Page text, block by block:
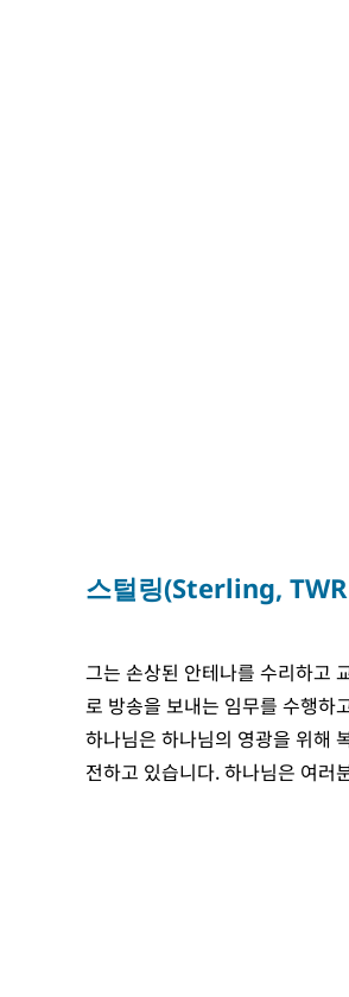
스털링(Sterling,
그는 손상된 안테나를 수리하고
로 방송을 보내는 임무를 수행하
하나님은 하나님의 영광을 위해
전하고 있습니다. 하나님은 여러